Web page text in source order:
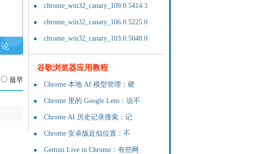
最早
chrome_win32_canary_109.0.5414.3
chrome_win32_canary_106.0.5225.0
chrome_win32_canary_103.0.5048.0
谷歌浏览器应用教程
Chrome 本地 AI 模型管理：硬
Chrome 里的 Google Lens：说不
Chrome AI 历史记录搜索：记
Chrome 安卓版近似位置：不
Gemini Live in Chrome：有些网